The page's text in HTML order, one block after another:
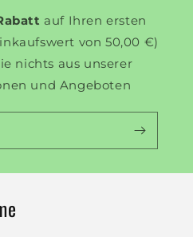
auf Ihren ersten
von 50,00 €)
nichts aus unserer
und Angeboten